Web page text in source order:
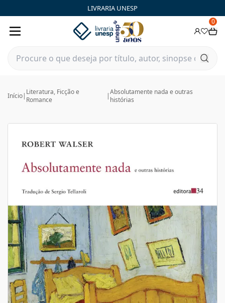
LIVRARIA UNESP
0
Início| Literatura, Ficção e
Romance
|Absolutamente nada e outras
histórias